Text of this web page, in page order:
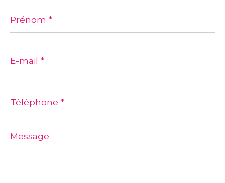
*
mail
*
*
Message
*